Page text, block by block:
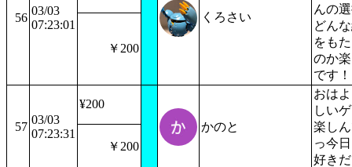
56
03/03
07:23:01
くろさい
んの
どん
をも
のか
です！
￥200
57
03/03
07:23:31
¥200
かのと
おは
しい
楽し
っ今
好き
￥200